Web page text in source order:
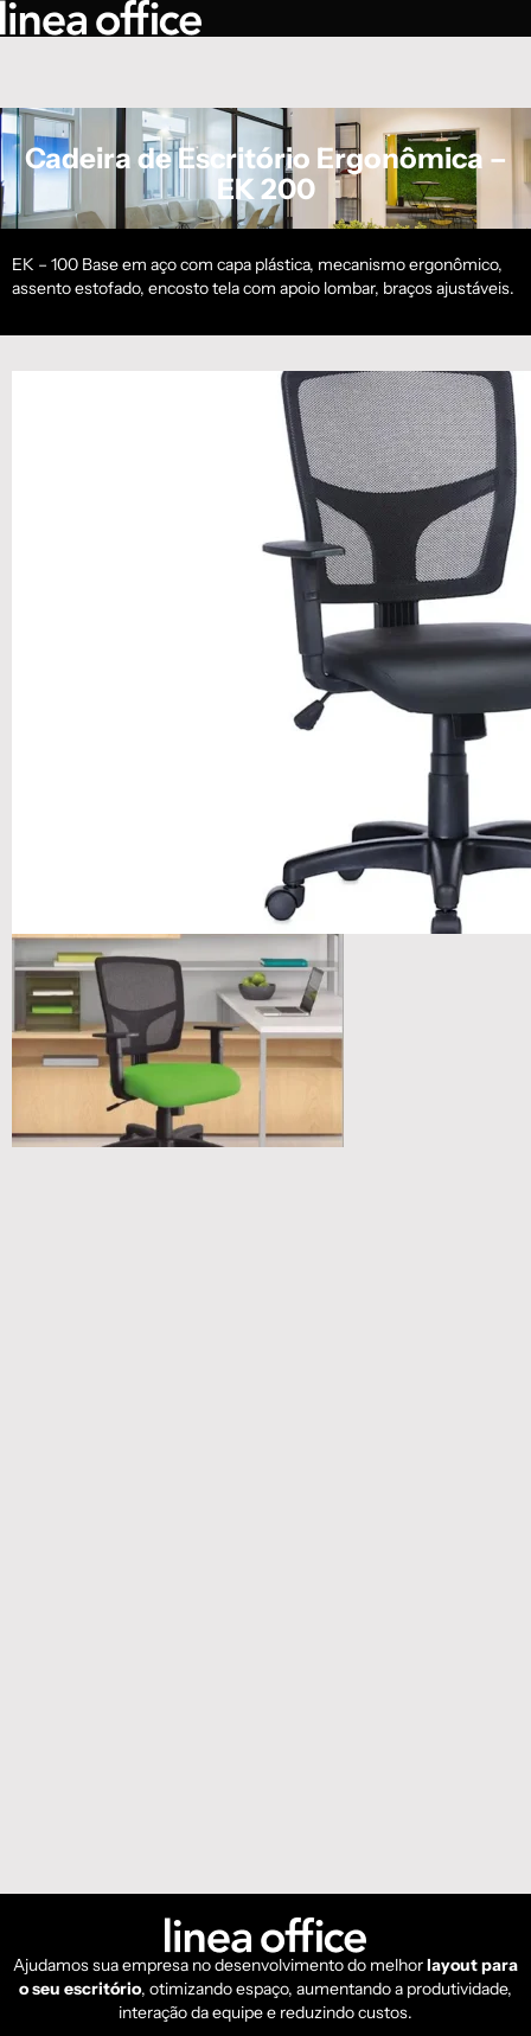
Cadeira de Escritório Ergonômica –
EK 200
EK – 100 Base em aço com capa plástica, mecanismo ergonômico,
assento estofado, encosto tela com apoio lombar, braços ajustáveis.
Ajudamos sua empresa no desenvolvimento do melhorlayout para
o seu escritório, otimizando espaço, aumentando a produtividade,
interação da equipe e reduzindo custos.